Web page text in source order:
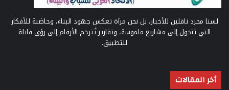
لسنا مجرد ناقلين للأخبار، بل نحن مرآة تعكس جهود البناء، وحاضنة للأفكار
التي تتحول إلى مشاريع ملموسة، وتقارير تُترجم الأرقام إلى رؤى قابلة
للتطبيق.
أخر المقالات